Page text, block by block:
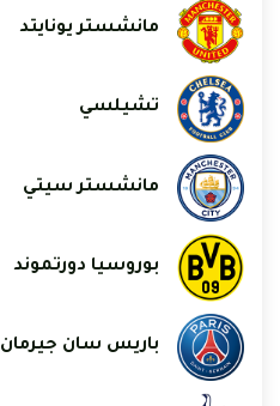
مانشستر يونايتد
تشيلسي
مانشستر سيتي
بوروسيا دورتموند
باريس سان جيرمان